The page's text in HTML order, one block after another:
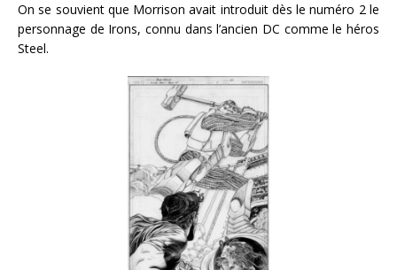
On se souvient que Morrison avait introduit dès le numéro 2 le
personnage de Irons, connu dans l’ancien DC comme le héros
Steel.